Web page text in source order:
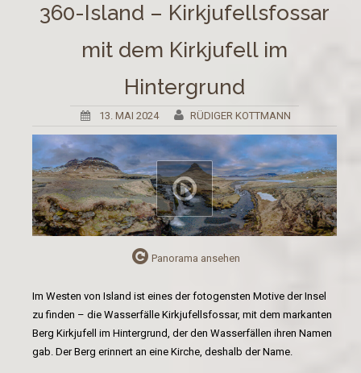
360-Island – Kirkjufellsfossar
mit dem Kirkjufell im
Hintergrund
13. MAI 2024 RÜDIGER KOTTMANN
Panorama ansehen
Im Westen von Island ist eines der fotogensten Motive der Insel
zu finden – die Wasserfälle Kirkjufellsfossar, mit dem markanten
Berg Kirkjufell im Hintergrund, der den Wasserfällen ihren Namen
gab. Der Berg erinnert an eine Kirche, deshalb der Name.